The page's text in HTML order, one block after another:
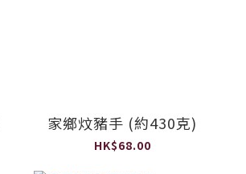
家鄉炆豬手 (約430克)
HK$68.00